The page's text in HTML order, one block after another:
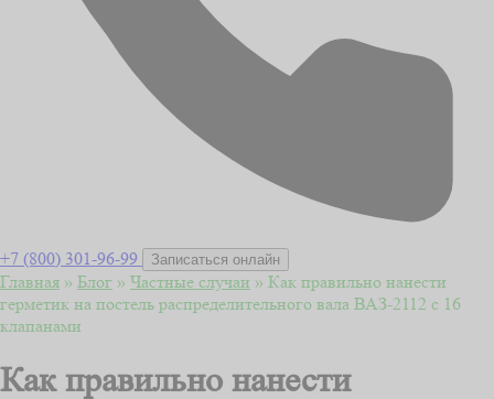
+7 (800) 301-96-99 Записаться онлайн
Главная » Блог » Частные случаи » Как правильно нанести
герметик на постель распределительного вала ВАЗ-2112 с 16
клапанами
Как правильно нанести